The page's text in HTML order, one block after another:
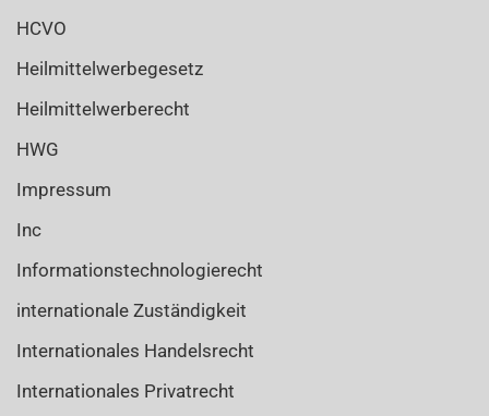
HCVO
Heilmittelwerbegesetz
Heilmittelwerberecht
HWG
Impressum
Inc
Informationstechnologierecht
internationale Zuständigkeit
Internationales Handelsrecht
Internationales Privatrecht